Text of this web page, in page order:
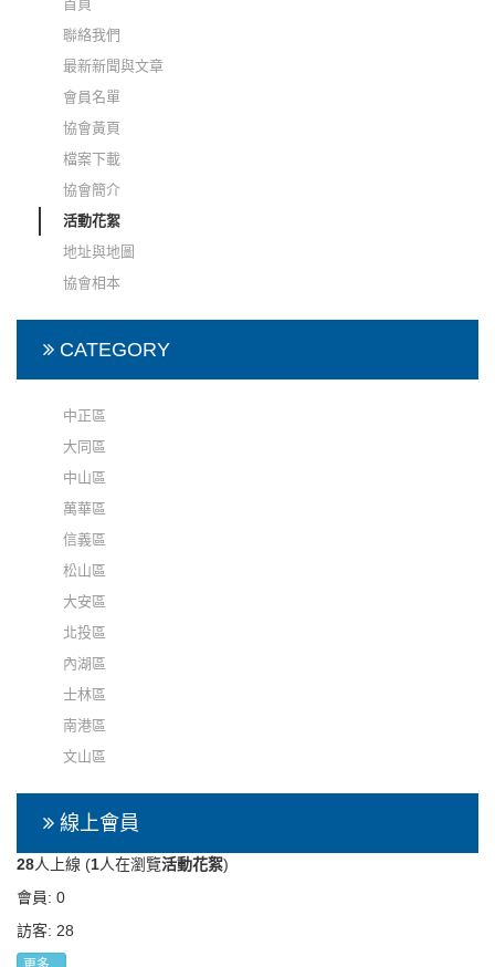
首頁
聯絡我們
最新新聞與文章
會員名單
協會黃頁
檔案下載
協會簡介
活動花絮
地址與地圖
協會相本
CATEGORY
中正區
大同區
中山區
萬華區
信義區
松山區
大安區
北投區
內湖區
士林區
南港區
文山區
線上會員
28人上線 (1人在瀏覽活動花絮)
會員: 0
訪客: 28